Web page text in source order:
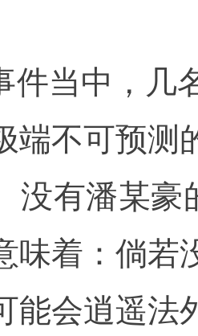
件当中，几
端不可预测
没有潘某豪
味着：倘若
能会逍遥法